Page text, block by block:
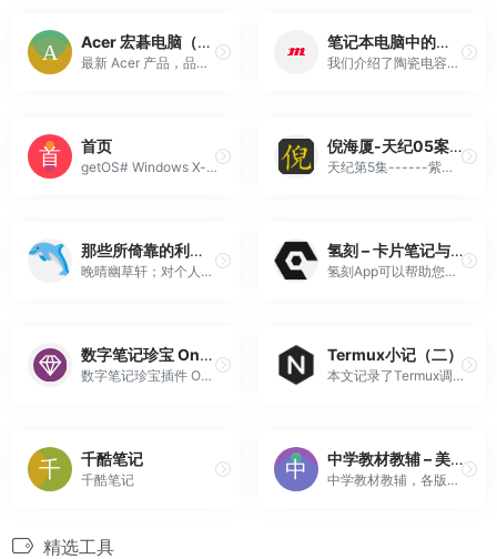
Acer 宏碁电脑（上海）有限公司 笔记本、台式机、显示器与投影仪
最新 Acer 产品，品类包括笔记本、显示器、投影仪，满足您的办公、家用与娱乐使用需求。
笔记本电脑中的电源线MLCC啸叫对策 | 村田制作所 技术文章
我们介绍了陶瓷电容器产生噪声（异响）的应对措施、评估方法及发生机制。为您介绍村田制作所的相关技术文章。
首页
getOS# Windows X-lite# Windows X-Lite旨在提升性能、隐私、稳定性和控制力，并且兼容所有PC上的所有应用和游戏。无论新旧、强弱、台式机或笔记本电脑均可
倪海厦-天纪05案例图片和笔记文字版
天纪第5集------紫微斗数4十二命盘示范命盘：辛丑年三月五日戌时，民国五十年生，紫微星在子按照紫微斗数安星法，生时在戌，文昌星应该在子，而这张命盘上，文昌星旺化忌在酉。疑此命盘有误！批总格：看一生命运命宫：贪狼在水宫（亥、子）才为桃花星，在午为武官星，武官（杀破狼）宜遇到火星、铃星；火贪相聚——
那些所倚靠的利器记载
晚晴幽草轩；对个人所使用工具总结:Sublime Text,Atom,Chrome,Evernote,为知笔记,Alfred,AutoHotKey等等。
氢刻 – 卡片笔记与高效记忆
氢刻App可以帮助您完成信息记录与学习记忆，用卡片的方式捕捉信息、知识、想法等，通过科学智能的学习与回顾，实现信息与知识的高效转化，形成智慧。氢刻还提供海量的学习资源，实现多人共享学习。
数字笔记珍宝 OneNoteGem – OneNote 插件中文官网
数字笔记珍宝插件 OneNote Gem Add-Ins 中文官网( 专业的 OneNote 插件 )。为不同平台的 OneNote 提供对应的插件。
Termux小记（二）
本文记录了Termux调用Android手机系统功能的相关笔记。
千酷笔记
千酷笔记
中学教材教辅 – 美丽的你有未来
中学教材教辅，各版本电子课本
精选工具